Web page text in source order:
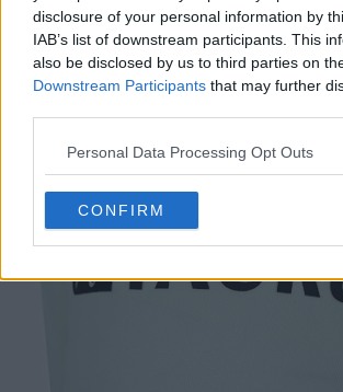
disclosure of your personal information by
IAB’s list of downstream participants. This
also be disclosed by us to third parties on
Downstream Participants that may further
Personal Data Processing Opt Outs
CONFIRM